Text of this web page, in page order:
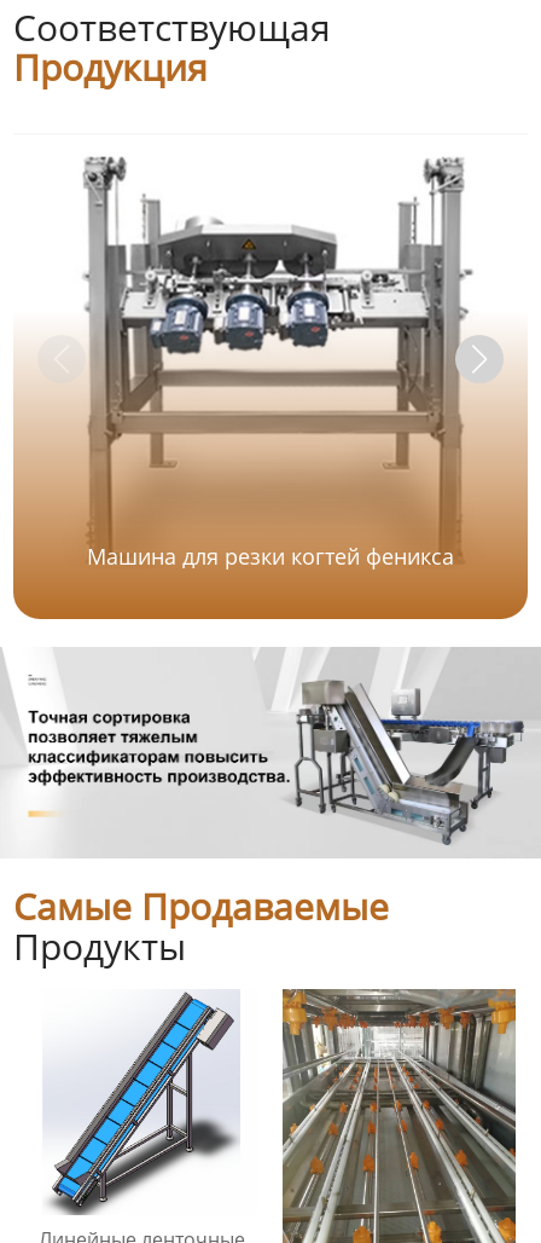
Соответствующая
Продукция
Машина для резки когтей феникса
Самые Продаваемые
Продукты